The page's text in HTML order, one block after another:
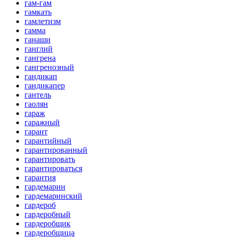
гам-гам
гамкать
гамлетизм
гамма
ганаши
ганглий
гангрена
гангренозный
гандикап
гандикапер
гантель
гаолян
гараж
гаражный
гарант
гарантийный
гарантированный
гарантировать
гарантироваться
гарантия
гардемарин
гардемаринский
гардероб
гардеробный
гардеробщик
гардеробщица